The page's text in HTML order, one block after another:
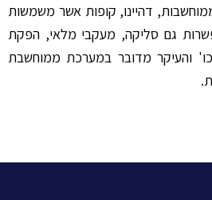
דהיינו, קופות אשר משמשות
גם סליקה, מעקבי מלאי, הפקת
והעיקר מדובר במערכת ממוחשבת